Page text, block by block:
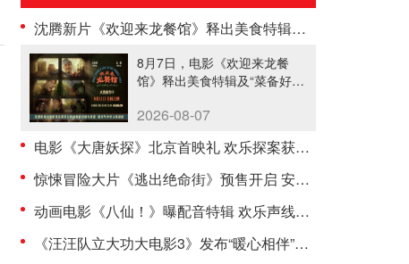
沈腾新片《欢迎来龙餐馆》释出美食特辑与海报 烟火气中见人情温暖
8月7日，电影《欢迎来龙餐
馆》释出美食特辑及“菜备好
2026-08-07
电影《大唐妖探》北京首映礼 欢乐探案获观众盛赞：“夯！”
惊悚冒险大片《逃出绝命街》预售开启 安妮海瑟薇直面恐龙围猎
动画电影《八仙！》曝配音特辑 欢乐声线鲜活塑造凡人八仙群像
《汪汪队立大功大电影3》发布“暖心相伴”预告 暑假亲子观影首选